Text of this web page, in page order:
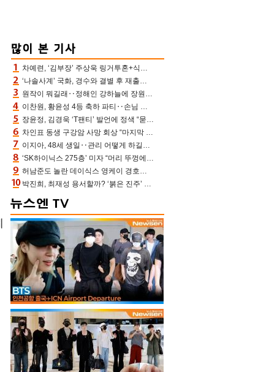
차예련, ‘김부장’ 주상욱 링거투혼+식스팩 비화 “옷 벗는데 아저씨는 안 된다고”(차장금)
‘나솔사계’ 국화, 경수와 결별 후 재출연…첫인상 3표 몰표
원작이 뭐길래‥정해인 강하늘에 장원영까지 참여한 이 영화
이찬원, 황윤성 4등 축하 파티‥손님 모으려 블랙핑크 지수와 친한 척(편스토랑)[어제TV]
장윤정, 김경욱 ‘T팬티’ 발언에 정색 “묻지 않았는데, 그것도 성희롱”(장공장)
차인표 동생 구강암 사망 회상 “마지막 순간 동생 손 잡아준 신애라, 두고두고 고마워” (신애라이프)
이지아, 48세 생일‥관리 어떻게 하길래 놀라운 동안 미모
‘SK하이닉스 275층’ 미자 “머리 뚜껑에서 사, 주식만 안 해도 돈 버는 것”
허남준도 놀란 데이식스 영케이 경호원병 과거 “그냥 돌았던 놈”
박진희, 최재성 용서할까? ‘붉은 진주’ 오늘(7일) 결말 나온다